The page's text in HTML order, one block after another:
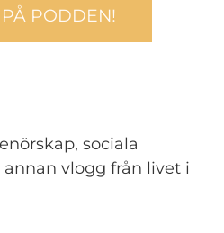
PÅ PODDEN!
sociala
vlogg från livet i